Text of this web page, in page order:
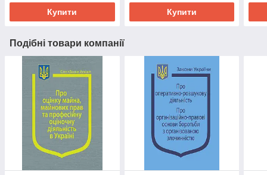
Купити Купити
Подібні товари компанії